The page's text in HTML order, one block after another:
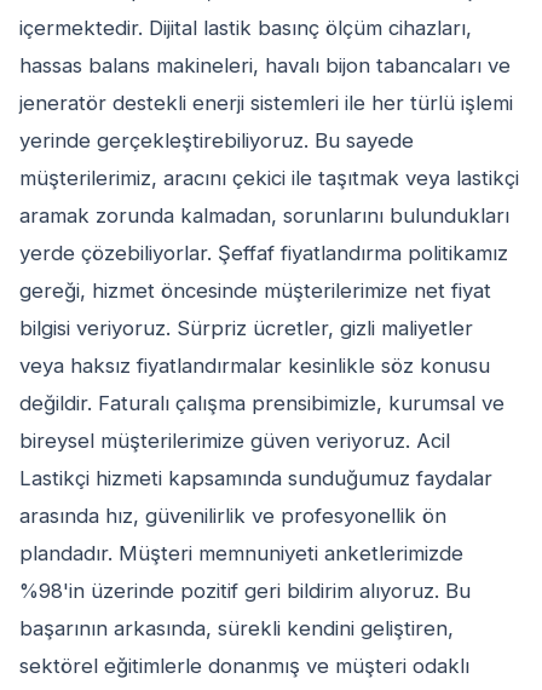
içermektedir. Dijital lastik basınç ölçüm cihazları,
hassas balans makineleri, havalı bijon tabancaları ve
jeneratör destekli enerji sistemleri ile her türlü işlemi
yerinde gerçekleştirebiliyoruz. Bu sayede
müşterilerimiz, aracını çekici ile taşıtmak veya lastikçi
aramak zorunda kalmadan, sorunlarını bulundukları
yerde çözebiliyorlar. Şeffaf fiyatlandırma politikamız
gereği, hizmet öncesinde müşterilerimize net fiyat
bilgisi veriyoruz. Sürpriz ücretler, gizli maliyetler
veya haksız fiyatlandırmalar kesinlikle söz konusu
değildir. Faturalı çalışma prensibimizle, kurumsal ve
bireysel müşterilerimize güven veriyoruz. Acil
Lastikçi hizmeti kapsamında sunduğumuz faydalar
arasında hız, güvenilirlik ve profesyonellik ön
plandadır. Müşteri memnuniyeti anketlerimizde
%98'in üzerinde pozitif geri bildirim alıyoruz. Bu
başarının arkasında, sürekli kendini geliştiren,
sektörel eğitimlerle donanmış ve müşteri odaklı